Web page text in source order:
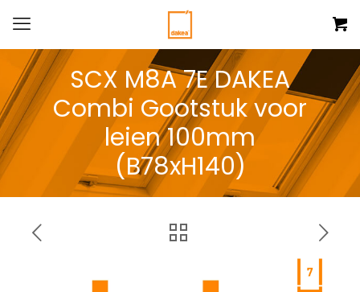
SCX M8A 7E DAKEA
Combi Gootstuk voor
leien 100mm
(B78xH140)